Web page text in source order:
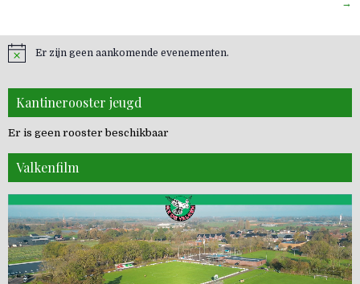
→
Er zijn geen aankomende evenementen.
Kantinerooster jeugd
Er is geen rooster beschikbaar
Valkenfilm